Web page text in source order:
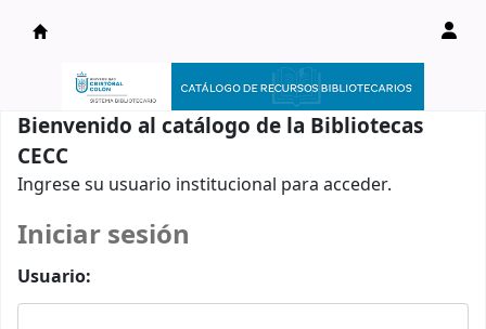
Catálogo en línea
Bienvenido al catálogo de la Bibliotecas
CECC
Ingrese su usuario institucional para acceder.
Iniciar sesión
Usuario: